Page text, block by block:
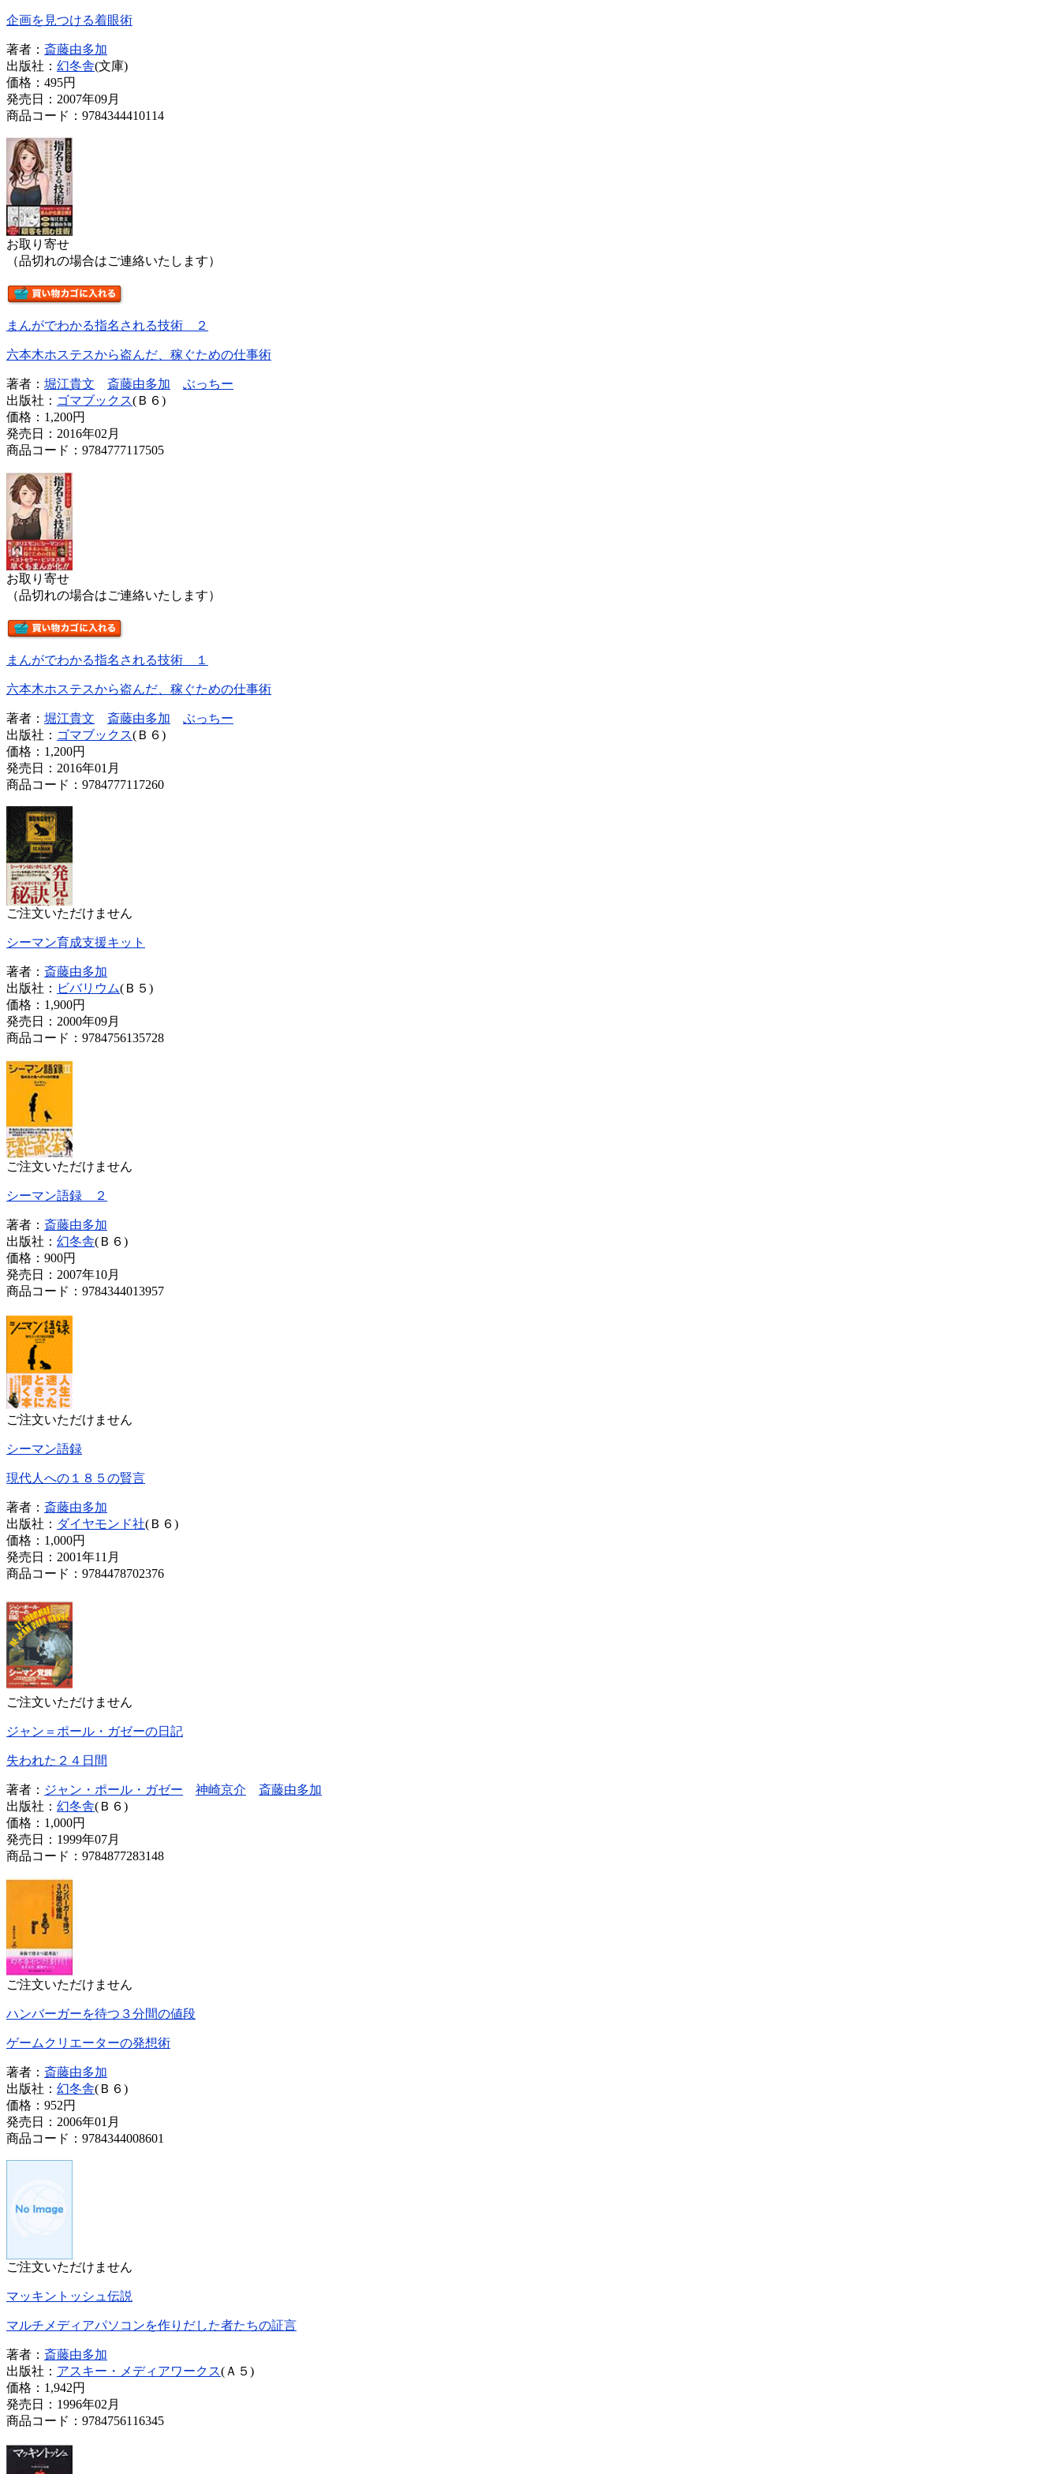
企画を見つける着眼術
著者： 斎藤由多加
出版社： 幻冬舎(文庫)
価格： 495円
発売日：2007年09月
商品コード：9784344410114
お取り寄せ
（品切れの場合はご連絡いたします）
まんがでわかる指名される技術 ２
六本木ホステスから盗んだ、稼ぐための仕事術
著者： 堀江貴文 斎藤由多加
ぶっちー
出版社： ゴマブックス(Ｂ６)
価格： 1,200円
発売日：2016年02月
商品コード：9784777117505
お取り寄せ
（品切れの場合はご連絡いたします）
まんがでわかる指名される技術 １
六本木ホステスから盗んだ、稼ぐための仕事術
著者： 堀江貴文 斎藤由多加
ぶっちー
出版社： ゴマブックス(Ｂ６)
価格： 1,200円
発売日：2016年01月
商品コード：9784777117260
ご注文いただけません
シーマン育成支援キット
著者： 斎藤由多加
出版社： ビバリウム(Ｂ５)
価格： 1,900円
発売日：2000年09月
商品コード：9784756135728
ご注文いただけません
シーマン語録 ２
著者： 斎藤由多加
出版社： 幻冬舎(Ｂ６)
価格： 900円
発売日：2007年10月
商品コード：9784344013957
ご注文いただけません
シーマン語録
現代人への１８５の賢言
著者： 斎藤由多加
出版社： ダイヤモンド社(Ｂ６)
価格： 1,000円
発売日：2001年11月
商品コード：9784478702376
ご注文いただけません
ジャン＝ポール・ガゼーの日記
失われた２４日間
著者： ジャン・ポール・ガゼー 神崎京介
斎藤由多加
出版社： 幻冬舎(Ｂ６)
価格： 1,000円
発売日：1999年07月
商品コード：9784877283148
ご注文いただけません
ハンバーガーを待つ３分間の値段
ゲームクリエーターの発想術
著者： 斎藤由多加
出版社： 幻冬舎(Ｂ６)
価格： 952円
発売日：2006年01月
商品コード：9784344008601
ご注文いただけません
マッキントッシュ伝説
マルチメディアパソコンを作りだした者たちの証言
著者： 斎藤由多加
出版社： アスキー・メディアワークス(Ａ５)
価格： 1,942円
発売日：1996年02月
商品コード：9784756116345